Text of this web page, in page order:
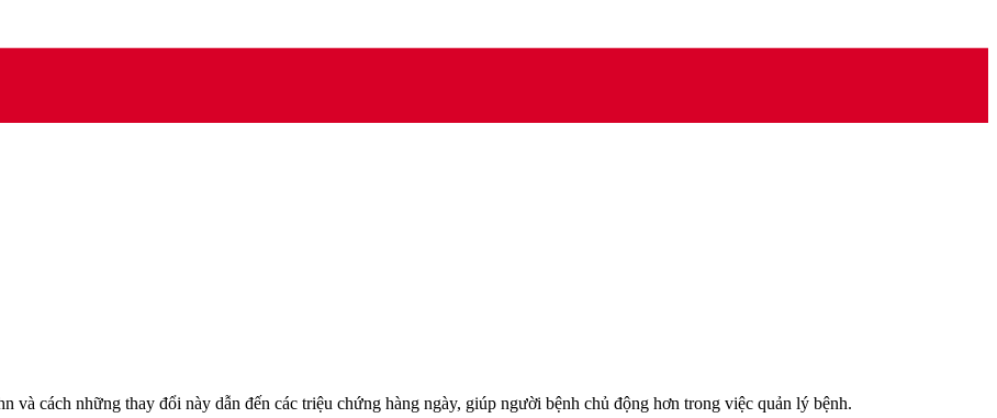
và cách những thay đổi này dẫn đến các triệu chứng hàng ngày, giúp người bệnh chủ động hơn trong việc quản lý bệnh.